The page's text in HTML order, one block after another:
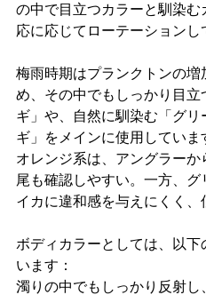
の中で目立つカラーと馴染む
応に応じてローテーションし
梅雨時期はプランクトンの
め、その中でもしっかり目
ギ」や、自然に馴染む「グ
ギ」をメインに使用していま
オレンジ系は、アングラー
尾も確認しやすい。一方、グ
イカに違和感を与えにくく、
ボディカラーとしては、以
います：
濁りの中でもしっかり反射